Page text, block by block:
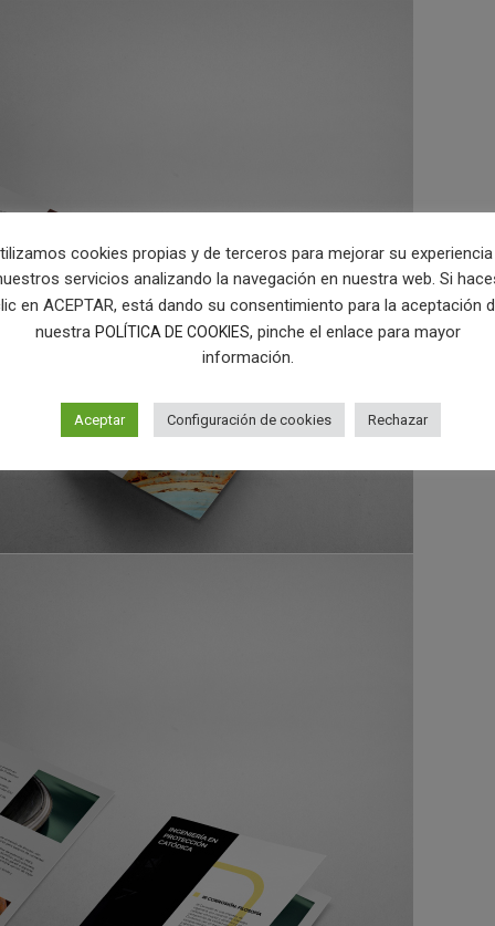
cookies propias y de terceros para mejorar su
servicios analizando la navegación en nuestra web. Si
en ACEPTAR, está dando su consentimiento para la aceptación
nuestra POLÍTICA DE COOKIES, pinche el enlace para mayor
información.
Aceptar Configuración de cookies Rechazar